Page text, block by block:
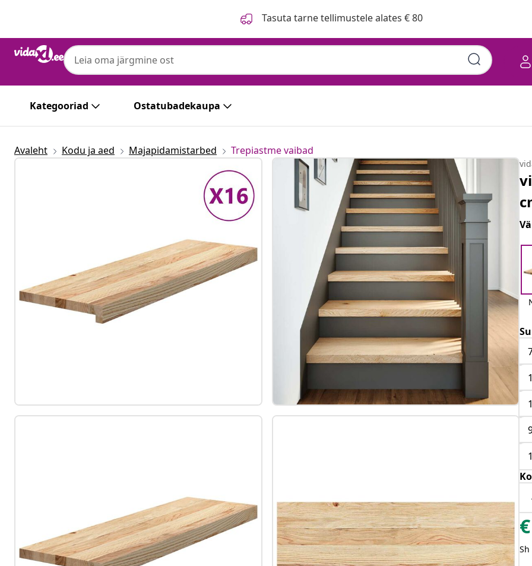
Tasuta tarne tellimustele alates € 80
Kategooriad Ostatubadekaupa
Avaleht Kodu ja aed Majapidamistarbed Trepiastme vaibad
€
Sh